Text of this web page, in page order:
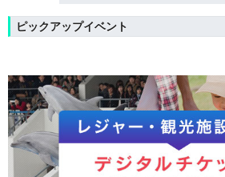
ピックアップイベント